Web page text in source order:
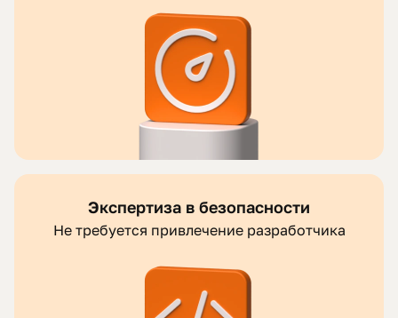
Экспертиза в безопасности
Не требуется привлечение разработчика